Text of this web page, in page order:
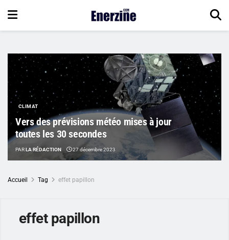
CLIMAT
Vers des prévisions météo mises à jour
toutes les 30 secondes
PARLA RÉDACTION 27 décembre 2023
Accueil Tag effet papillon
effet papillon